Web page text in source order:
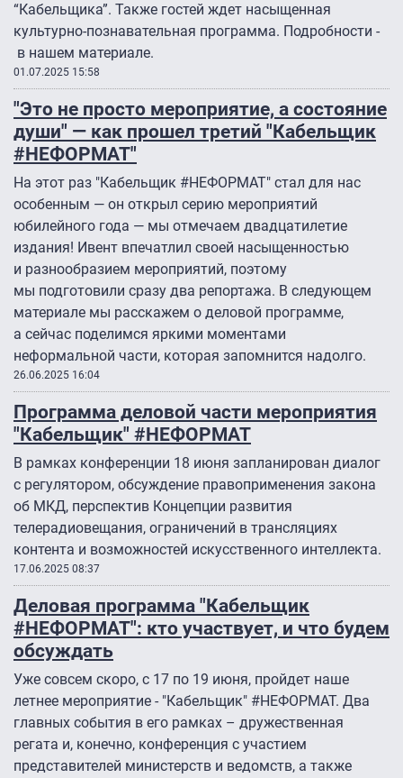
“Кабельщика”. Также гостей ждет насыщенная
культурно-познавательная программа. Подробности -
в нашем материале.
01.07.2025 15:58
"Это не просто мероприятие, а состояние
души" — как прошел третий "Кабельщик
#НЕФОРМАТ"
На этот раз "Кабельщик #НЕФОРМАТ" стал для нас
особенным — он открыл серию мероприятий
юбилейного года — мы отмечаем двадцатилетие
издания! Ивент впечатлил своей насыщенностью
и разнообразием мероприятий, поэтому
мы подготовили сразу два репортажа. В следующем
материале мы расскажем о деловой программе,
а сейчас поделимся яркими моментами
неформальной части, которая запомнится надолго.
26.06.2025 16:04
Программа деловой части мероприятия
"Кабельщик" #НЕФОРМАТ
В рамках конференции 18 июня запланирован диалог
с регулятором, обсуждение правоприменения закона
об МКД, перспектив Концепции развития
телерадиовещания, ограничений в трансляциях
контента и возможностей искусственного интеллекта.
17.06.2025 08:37
Деловая программа "Кабельщик
#НЕФОРМАТ": кто участвует, и что будем
обсуждать
Уже совсем скоро, с 17 по 19 июня, пройдет наше
летнее мероприятие - "Кабельщик" #НЕФОРМАТ. Два
главных события в его рамках – дружественная
регата и, конечно, конференция с участием
представителей министерств и ведомств, а также